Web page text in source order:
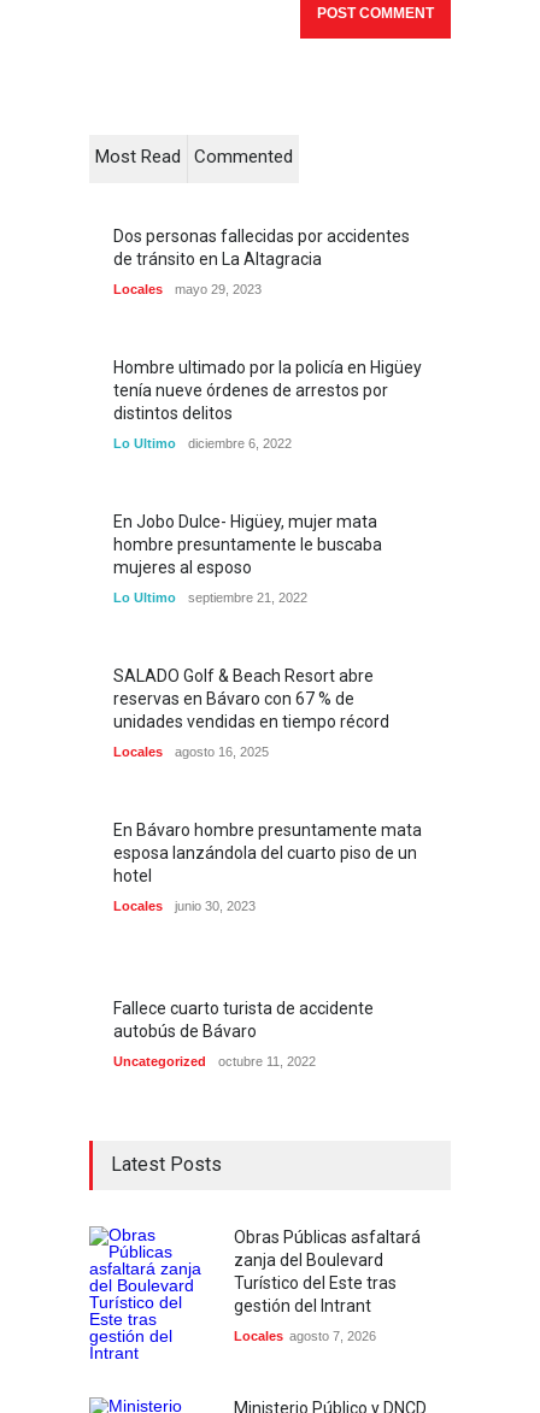
Most Read Commented
Dos personas fallecidas por accidentes
de tránsito en La Altagracia
Locales mayo 29, 2023
Hombre ultimado por la policía en Higüey
tenía nueve órdenes de arrestos por
distintos delitos
Lo Ultimo diciembre 6, 2022
En Jobo Dulce- Higüey, mujer mata
hombre presuntamente le buscaba
mujeres al esposo
Lo Ultimo septiembre 21, 2022
SALADO Golf & Beach Resort abre
reservas en Bávaro con 67 % de
unidades vendidas en tiempo récord
Locales agosto 16, 2025
En Bávaro hombre presuntamente mata
esposa lanzándola del cuarto piso de un
hotel
Locales junio 30, 2023
Fallece cuarto turista de accidente
autobús de Bávaro
Uncategorized octubre 11, 2022
Latest Posts
Obras Públicas asfaltará
zanja del Boulevard
Turístico del Este tras
gestión del Intrant
Locales agosto 7, 2026
Ministerio Público y DNCD